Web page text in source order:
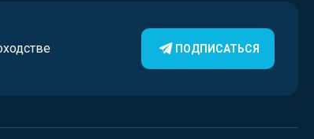
ПОДПИСАТЬСЯ